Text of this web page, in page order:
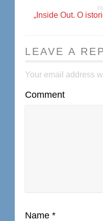
„Inside Out. O
LEAVE A
Your email address
Comment
Name *